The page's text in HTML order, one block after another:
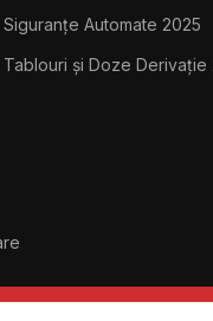
Automate 2025
Tablouri și Doze Derivație